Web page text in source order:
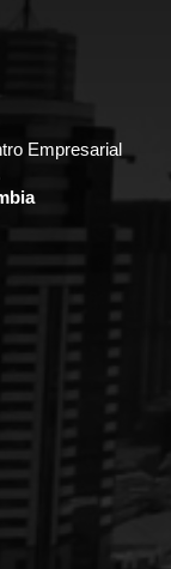
Empresarial